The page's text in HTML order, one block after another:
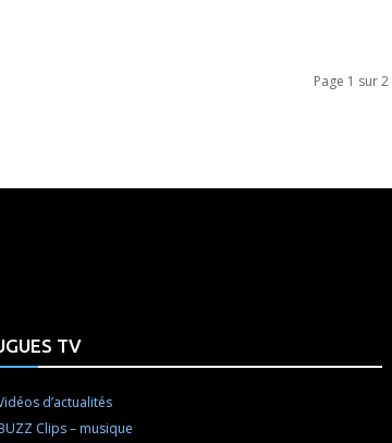
Page 1 sur 2
TV
d’actualités
Clips – musique